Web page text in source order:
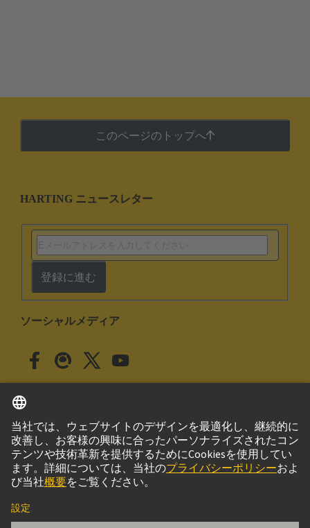
このページのトップへ
HARTING ニュースレター
登録に進む
ソーシャルメディア
日本 日本語
© ハーティング株式会社
このサイトについて